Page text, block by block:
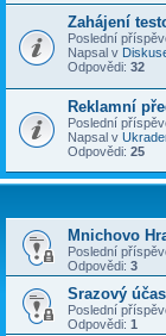
Zahájení
Poslední
Napsal v
Odpovědi: 32
Reklamní
Poslední
Napsal v
Odpovědi: 25
Mnichovo
Poslední
Odpovědi: 3
Srazový
Poslední
Odpovědi: 1